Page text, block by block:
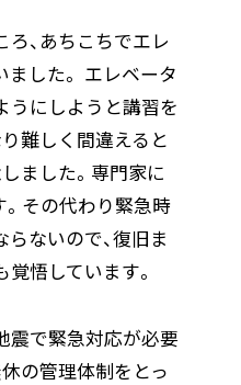
、あちこちでエレ
した。 エレベータ
うにしようと講習を
難しく間違えると
ました。専門家に
その代わり緊急時
ないので、復旧ま
悟しています。
震で緊急対応が必要
の管理体制をとっ